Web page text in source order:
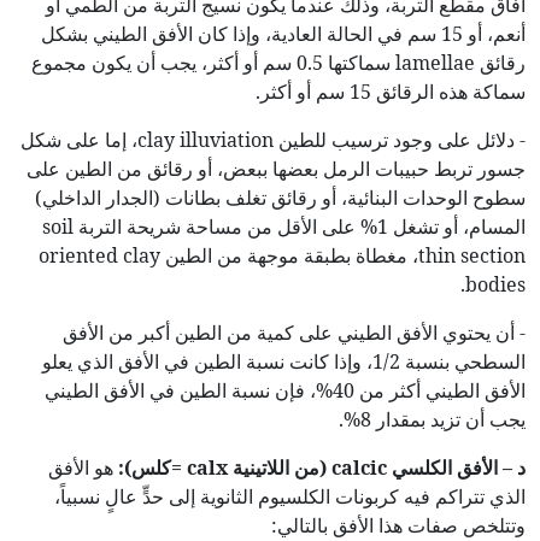
أنعم، أو 15 سم في الحالة العادية، وإذا كان الأفق الطيني بشكل
رقائق lamellae سماكتها 0.5 سم أو أكثر، يجب أن يكون مجموع
سماكة هذه الرقائق 15 سم أو أكثر.
- دلائل على وجود ترسيب للطين clay illuviation، إما على شكل
جسور تربط حبيبات الرمل بعضها ببعض، أو رقائق من الطين على
سطوح الوحدات البنائية، أو رقائق تغلف بطانات (الجدار الداخلي)
المسام، أو تشغل 1% على الأقل من مساحة شريحة التربة soil
thin section، مغطاة بطبقة موجهة من الطين oriented clay
bodies.
- أن يحتوي الأفق الطيني على كمية من الطين أكبر من الأفق
السطحي بنسبة 1/2، وإذا كانت نسبة الطين في الأفق الذي يعلو
الأفق الطيني أكثر من 40%، فإن نسبة الطين في الأفق الطيني
يجب أن تزيد بمقدار 8%.
د – الأفق الكلسي calcic(من اللاتينيةcalx
=كلس): هو الأفق
الذي تتراكم فيه كربونات الكلسيوم الثانوية إلى حدٍّ عالٍ نسبياً،
وتتلخص صفات هذا الأفق بالتالي: